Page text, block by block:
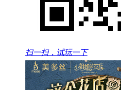
扫一扫，试玩一下